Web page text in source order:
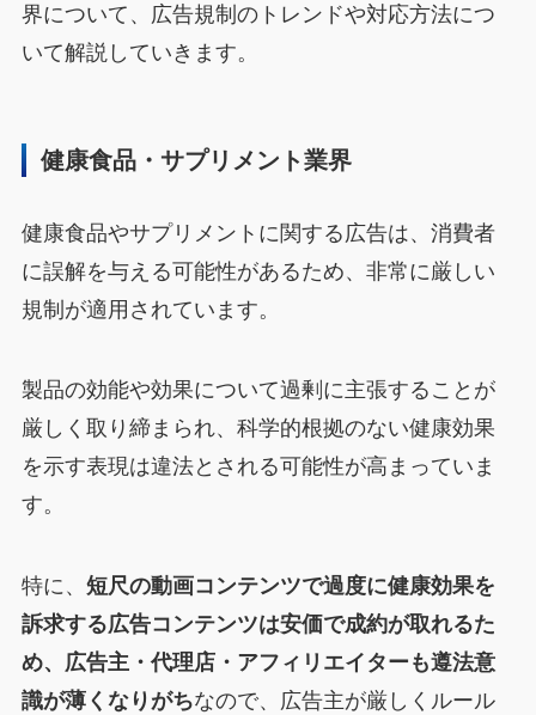
界について、広告規制のトレンドや対応方法につ
いて解説していきます。
健康食品・サプリメント業界
健康食品やサプリメントに関する広告は、消費者
に誤解を与える可能性があるため、非常に厳しい
規制が適用されています。
製品の効能や効果について過剰に主張することが
厳しく取り締まられ、科学的根拠のない健康効果
を示す表現は違法とされる可能性が高まっていま
す。
特に、 短尺の動画コンテンツで過度に健康効果を
訴求する広告コンテンツは安価で成約が取れるた
め、広告主・代理店・アフィリエイターも遵法意
識が薄くなりがちなので、広告主が厳しくルール